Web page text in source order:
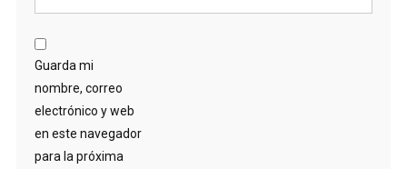
Guarda mi
nombre, correo
electrónico y web
en este navegador
para la próxima